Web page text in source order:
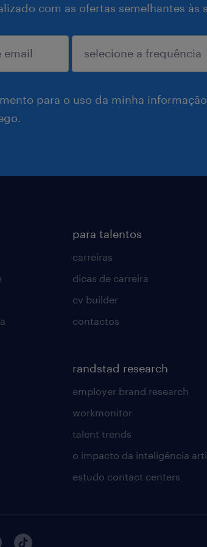
com as ofertas semelhantes às
para o uso da minha
para talentos
carreiras
dicas de carreira
cv builder
contactos
randstad research
employer brand research
workmonitor
talent trends
o impacto da inteligência
estudo contact centers